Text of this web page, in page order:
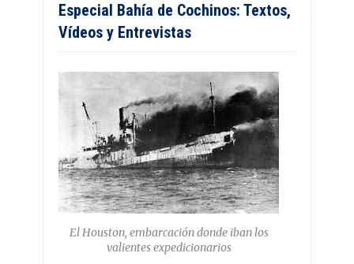
Especial Bahía de Cochinos: Textos,
Vídeos y Entrevistas
El Houston, embarcación donde iban los
valientes expedicionarios